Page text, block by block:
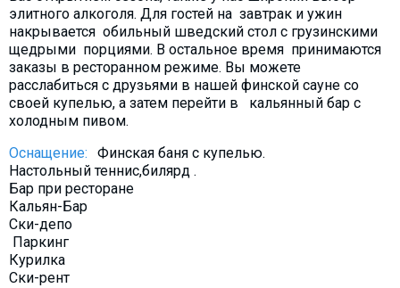
элитного алкоголя. Для гостей на завтрак и ужин
накрывается обильный шведский стол с грузинскими
щедрыми порциями. В остальное время принимаются
заказы в ресторанном режиме. Вы можете
расслабиться с друзьями в нашей финской сауне со
своей купелью, а затем перейти в кальянный бар с
холодным пивом.
Оснащение:
Финская баня с купелью.
Настольный теннис,билярд .
Бар при ресторане
Кальян-Бар
Ски-депо
Паркинг
Курилка
Ски-рент